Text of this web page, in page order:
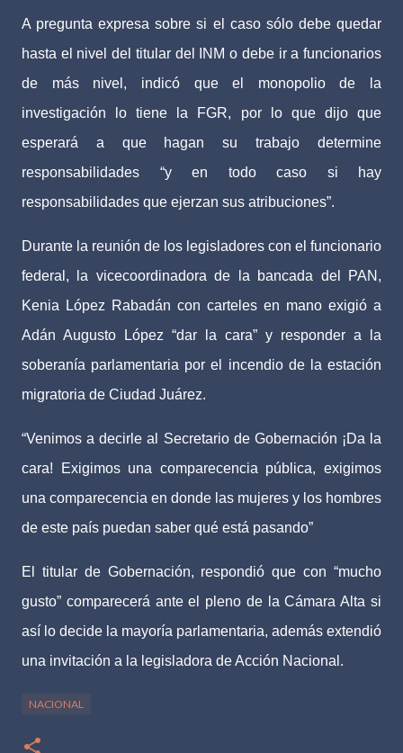
A pregunta expresa sobre si el caso sólo debe quedar
hasta el nivel del titular del INM o debe ir a funcionarios
de más nivel, indicó que el monopolio de la
investigación lo tiene la FGR, por lo que dijo que
esperará a que hagan su trabajo determine
responsabilidades “y en todo caso si hay
responsabilidades que ejerzan sus atribuciones”.
Durante la reunión de los legisladores con el funcionario
federal, la vicecoordinadora de la bancada del PAN,
Kenia López Rabadán con carteles en mano exigió a
Adán Augusto López “dar la cara” y responder a la
soberanía parlamentaria por el incendio de la estación
migratoria de Ciudad Juárez.
“Venimos a decirle al Secretario de Gobernación ¡Da la
cara! Exigimos una comparecencia pública, exigimos
una comparecencia en donde las mujeres y los hombres
de este país puedan saber qué está pasando”
El titular de Gobernación, respondió que con “mucho
gusto” comparecerá ante el pleno de la Cámara Alta si
así lo decide la mayoría parlamentaria, además extendió
una invitación a la legisladora de Acción Nacional.
NACIONAL